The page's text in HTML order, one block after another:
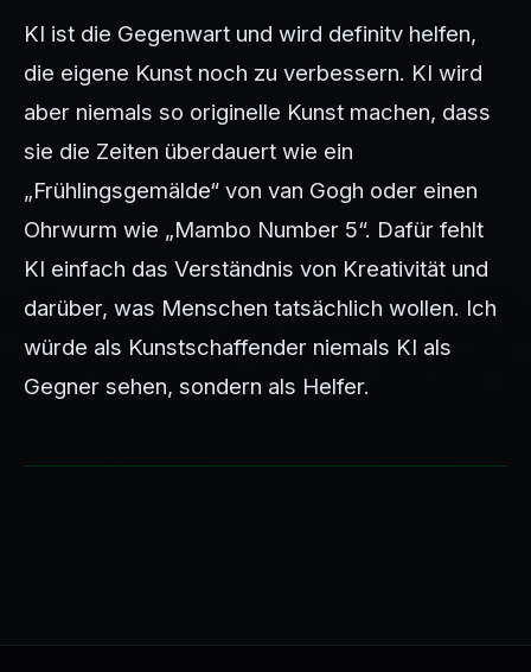
KI ist die Gegenwart und wird definitv helfen,
die eigene Kunst noch zu verbessern. KI wird
aber niemals so originelle Kunst machen, dass
sie die Zeiten überdauert wie ein
„Frühlingsgemälde“ von van Gogh oder einen
Ohrwurm wie „Mambo Number 5“. Dafür fehlt
KI einfach das Verständnis von Kreativität und
darüber, was Menschen tatsächlich wollen. Ich
würde als Kunstschaffender niemals KI als
Gegner sehen, sondern als Helfer.